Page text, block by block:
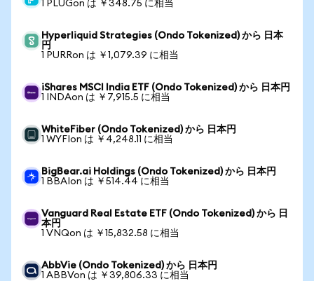
1 PLUGon は ￥348.75 に相当
Hyperliquid Strategies (Ondo Tokenized) から 日本
円
1 PURRon は ￥1,079.39 に相当
iShares MSCI India ETF (Ondo Tokenized) から 日本円
1 INDAon は ￥7,915.5 に相当
WhiteFiber (Ondo Tokenized) から 日本円
1 WYFIon は ￥4,248.11 に相当
BigBear.ai Holdings (Ondo Tokenized) から 日本円
1 BBAIon は ￥514.44 に相当
Vanguard Real Estate ETF (Ondo Tokenized) から 日
本円
1 VNQon は ￥15,832.58 に相当
AbbVie (Ondo Tokenized) から 日本円
1 ABBVon は ￥39,806.33 に相当